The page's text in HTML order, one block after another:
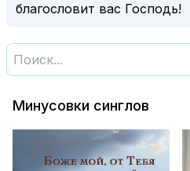
благословит вас Господь!
Минусовки синглов